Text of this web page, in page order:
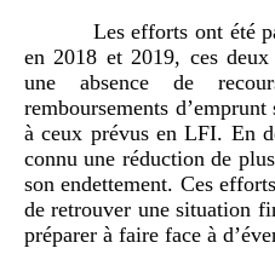
Les efforts ont été
en 2018 et 2019, ces deux
une absence de
remboursements
à ceux prévus en LFI. En
connu une réduction de
son endettement. Ces
de retrouver une situation
préparer à faire face à